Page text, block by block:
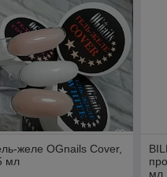
желе OGnails Cover,
мл
мл